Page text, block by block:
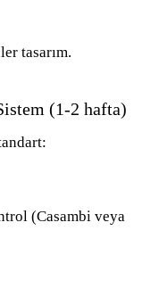
tasarım.
(1-2 hafta)
(Casambi veya